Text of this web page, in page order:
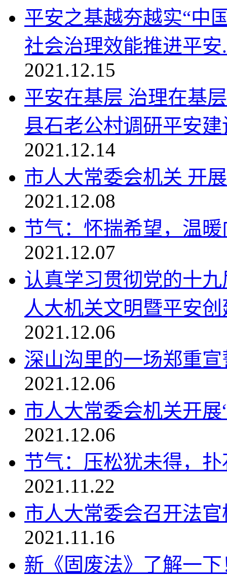
平安之基越夯越实“中
社会治理效能推进平安
2021.12.15
平安在基层 治理在基
县石老公村调研平安建
2021.12.14
市人大常委会机关 开
2021.12.08
节气：怀揣希望，温
2021.12.07
认真学习贯彻党的十
人大机关文明暨平安创
2021.12.06
深山沟里的一场郑重宣
2021.12.06
市人大常委会机关开展
2021.12.06
节气：压松犹未得，
2021.11.22
市人大常委会召开法
2021.11.16
新《固废法》了解一下